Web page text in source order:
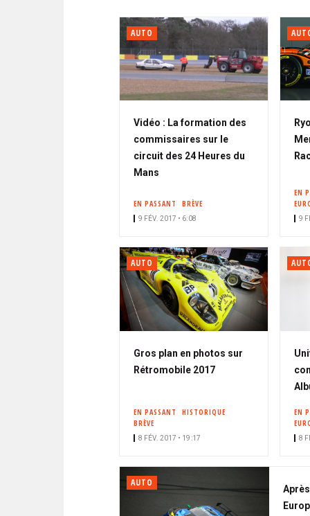
AUTO
Vidéo : La formation des
commissaires sur le
circuit des 24 Heures du
Mans
EN PASSANT BRÈVE
9 FÉV. 2017 • 6:08
EN
9
AUTO
Gros plan en photos sur
Rétromobile 2017
EN PASSANT
HISTORIQUE
BRÈVE
8 FÉV. 2017 • 19:17
EN
8
AUTO